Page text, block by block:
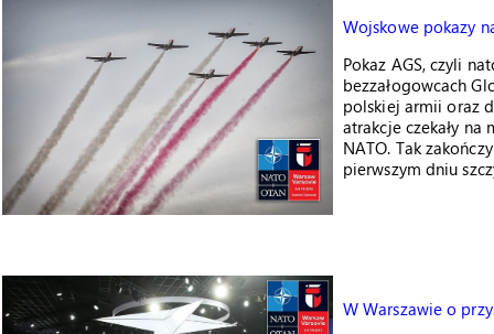
Wojskowe pokazy
Pokaz AGS, czyli
bezzałogowcach
polskiej armii oraz
atrakcje czekały
NATO. Tak
pierwszym dniu
W Warszawie o